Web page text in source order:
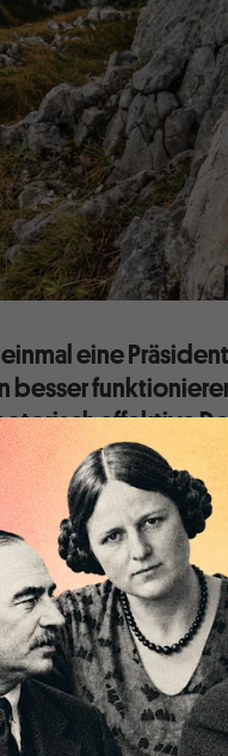
eine
besser
effektive
gerne mit
widerspricht.
die heute
können als in
einmal eine
funktionierendes
recherchiert. Sie
(HBS)undAnalysen